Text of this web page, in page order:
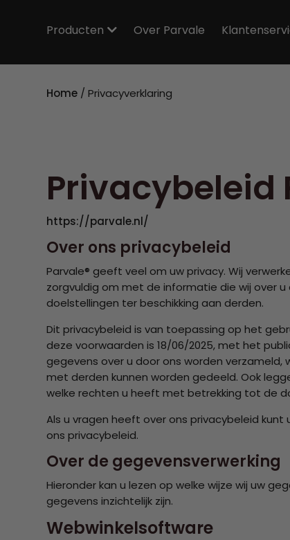
Producten Over Parvale
Home /Privacyverklaring
Privacybeleid
https://parvale.nl/
Over ons privacybeleid
Parvale® geeft veel om uw privacy. Wij
zorgvuldig om met de informatie die wij over
doelstellingen ter beschikking aan derden.
Dit privacybeleid is van toepassing op het
deze voorwaarden is 18/06/2025, met het
gegevens over u door ons worden
met derden kunnen worden gedeeld. Ook
welke rechten u heeft met betrekking tot de
Als u vragen heeft over ons privacybeleid
ons privacybeleid.
Over de gegevensverwerking
Hieronder kan u lezen op welke wijze wij uw
gegevens inzichtelijk zijn.
Webwinkelsoftware